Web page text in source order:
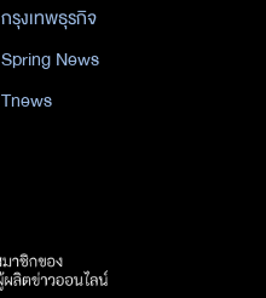
กรุงเทพธุรกิจ
Spring News
Tnews